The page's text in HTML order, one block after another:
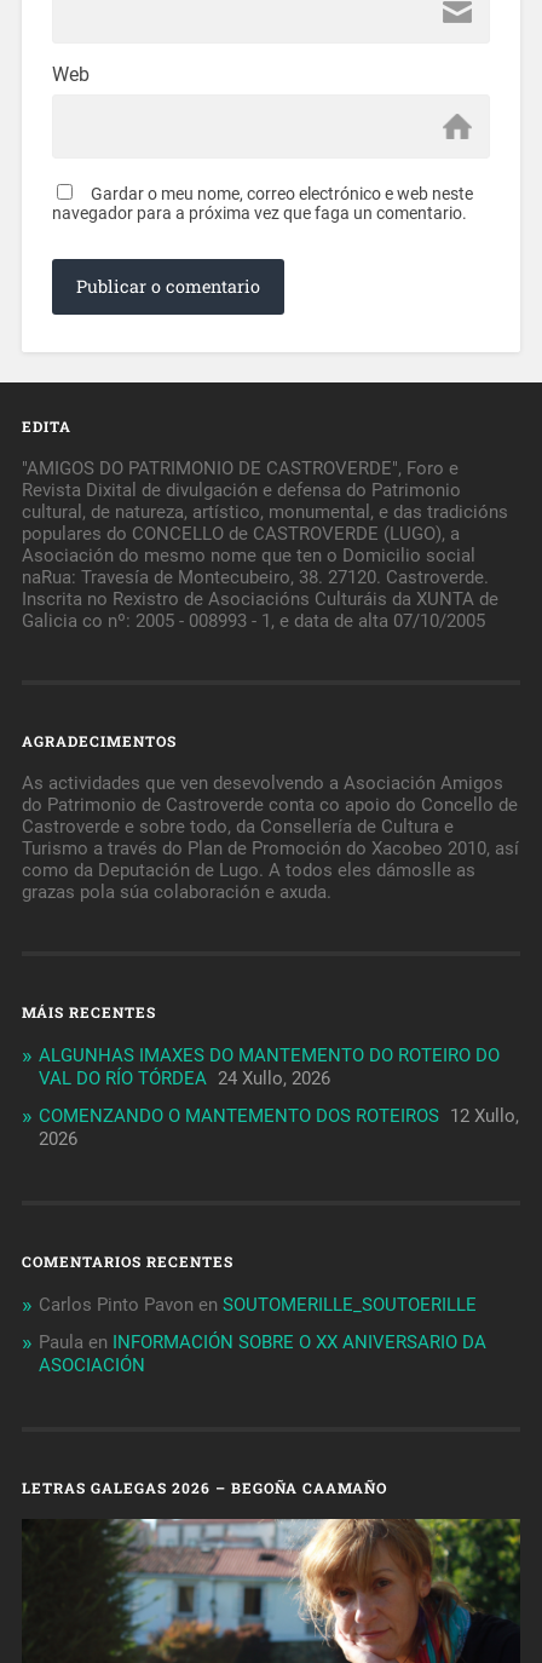
Web
Gardar o meu nome, correo electrónico e web neste
navegador para a próxima vez que faga un comentario.
EDITA
"AMIGOS DO PATRIMONIO DE CASTROVERDE", Foro e
Revista Dixital de divulgación e defensa do Patrimonio
cultural, de natureza, artístico, monumental, e das tradicións
populares do CONCELLO de CASTROVERDE (LUGO), a
Asociación do mesmo nome que ten o Domicilio social
naRua: Travesía de Montecubeiro, 38. 27120. Castroverde.
Inscrita no Rexistro de Asociacións Culturáis da XUNTA de
Galicia co nº: 2005 - 008993 - 1, e data de alta 07/10/2005
AGRADECIMENTOS
As actividades que ven desevolvendo a Asociación Amigos
do Patrimonio de Castroverde conta co apoio do Concello de
Castroverde e sobre todo, da Consellería de Cultura e
Turismo a través do Plan de Promoción do Xacobeo 2010, así
como da Deputación de Lugo. A todos eles dámoslle as
grazas pola súa colaboración e axuda.
MÁIS RECENTES
ALGUNHAS IMAXES DO MANTEMENTO DO ROTEIRO DO
VAL DO RÍO TÓRDEA 24 Xullo, 2026
COMENZANDO O MANTEMENTO DOS ROTEIROS 12 Xullo,
2026
COMENTARIOS RECENTES
Carlos Pinto Pavon en SOUTOMERILLE_SOUTOERILLE
Paula en INFORMACIÓN SOBRE O XX ANIVERSARIO DA
ASOCIACIÓN
LETRAS GALEGAS 2026 – BEGOÑA CAAMAÑO